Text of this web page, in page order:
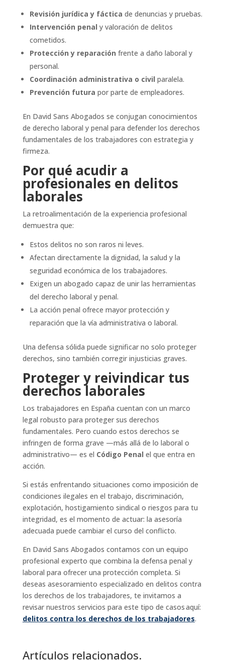
Revisión jurídica y fáctica de denuncias y pruebas.
Intervención penal y valoración de delitos
cometidos.
Protección y reparación frente a daño laboral y
personal.
Coordinación administrativa o civil paralela.
Prevención futura por parte de empleadores.
En David Sans Abogados se conjugan conocimientos
de derecho laboral y penal para defender los derechos
fundamentales de los trabajadores con estrategia y
firmeza.
Por qué acudir a
profesionales en delitos
laborales
La retroalimentación de la experiencia profesional
demuestra que:
Estos delitos no son raros ni leves.
Afectan directamente la dignidad, la salud y la
seguridad económica de los trabajadores.
Exigen un abogado capaz de unir las herramientas
del derecho laboral y penal.
La acción penal ofrece mayor protección y
reparación que la vía administrativa o laboral.
Una defensa sólida puede significar no solo proteger
derechos, sino también corregir injusticias graves.
Proteger y reivindicar tus
derechos laborales
Los trabajadores en España cuentan con un marco
legal robusto para proteger sus derechos
fundamentales. Pero cuando estos derechos se
infringen de forma grave —más allá de lo laboral o
administrativo— es el Código Penal el que entra en
acción.
Si estás enfrentando situaciones como imposición de
condiciones ilegales en el trabajo, discriminación,
explotación, hostigamiento sindical o riesgos para tu
integridad, es el momento de actuar: la asesoría
adecuada puede cambiar el curso del conflicto.
En David Sans Abogados contamos con un equipo
profesional experto que combina la defensa penal y
laboral para ofrecer una protección completa. Si
deseas asesoramiento especializado en delitos contra
los derechos de los trabajadores, te invitamos a
revisar nuestros servicios para este tipo de casos aquí:
delitos contra los derechos de los trabajadores.
Artículos relacionados.